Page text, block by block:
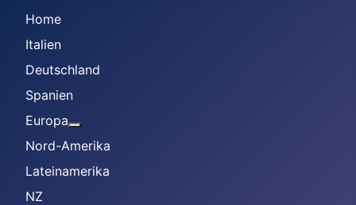
Home
Italien
Deutschland
Spanien
Europa
Nord-Amerika
Lateinamerika
NZ